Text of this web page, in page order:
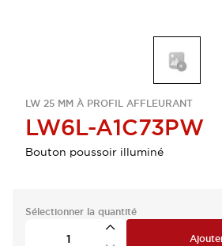
LW 25 MM À PROFIL AFFLEURANT
LW6L-A1C73PW
Bouton poussoir illuminé
Sélectionner la quantité